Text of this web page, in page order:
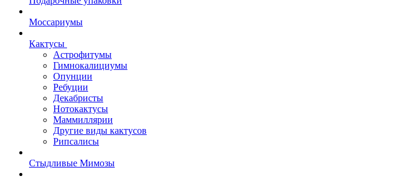
Моссариумы
Кактусы
Астрофитумы
Гимнокалициумы
Опунции
Ребуции
Декабристы
Нотокактусы
Маммиллярии
Другие виды кактусов
Рипсалисы
Стыдливые Мимозы